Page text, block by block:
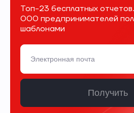
Топ-23 бесплатных
000 предпринимателей
шаблонами
Получить